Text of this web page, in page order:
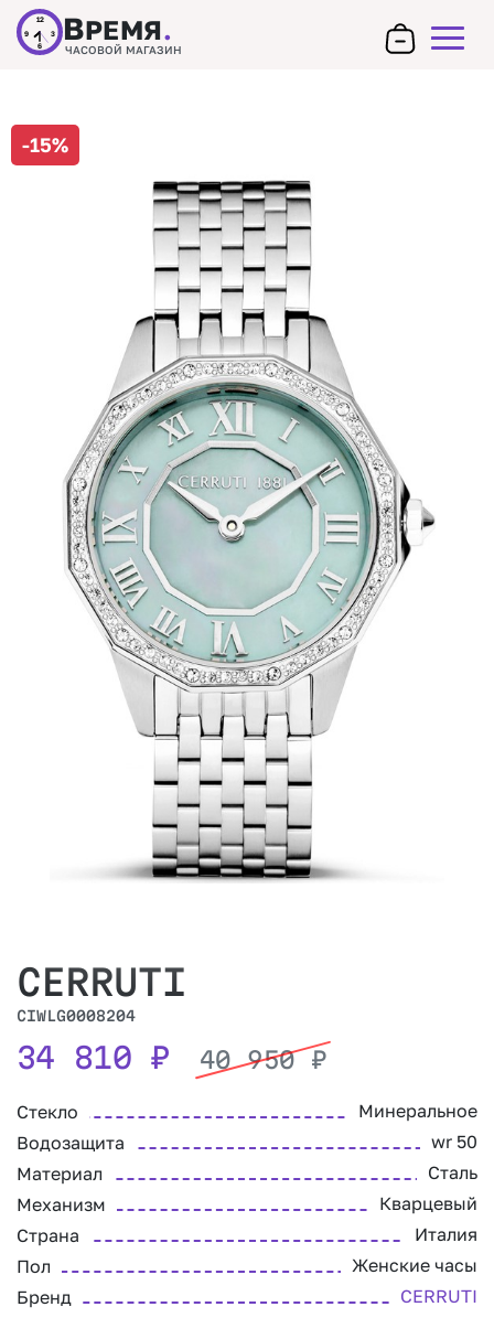
12
3
6
9 ВРЕМЯ.
ЧАСОВОЙ МАГАЗИН
-15%
CERRUTI
CIWLG0008204
34 810 ₽ 40 950₽
Стекло
Минеральное
Водозащита
wr 50
Материал
Сталь
Механизм
Кварцевый
Страна
Италия
Пол
Женские часы
Бренд
CERRUTI